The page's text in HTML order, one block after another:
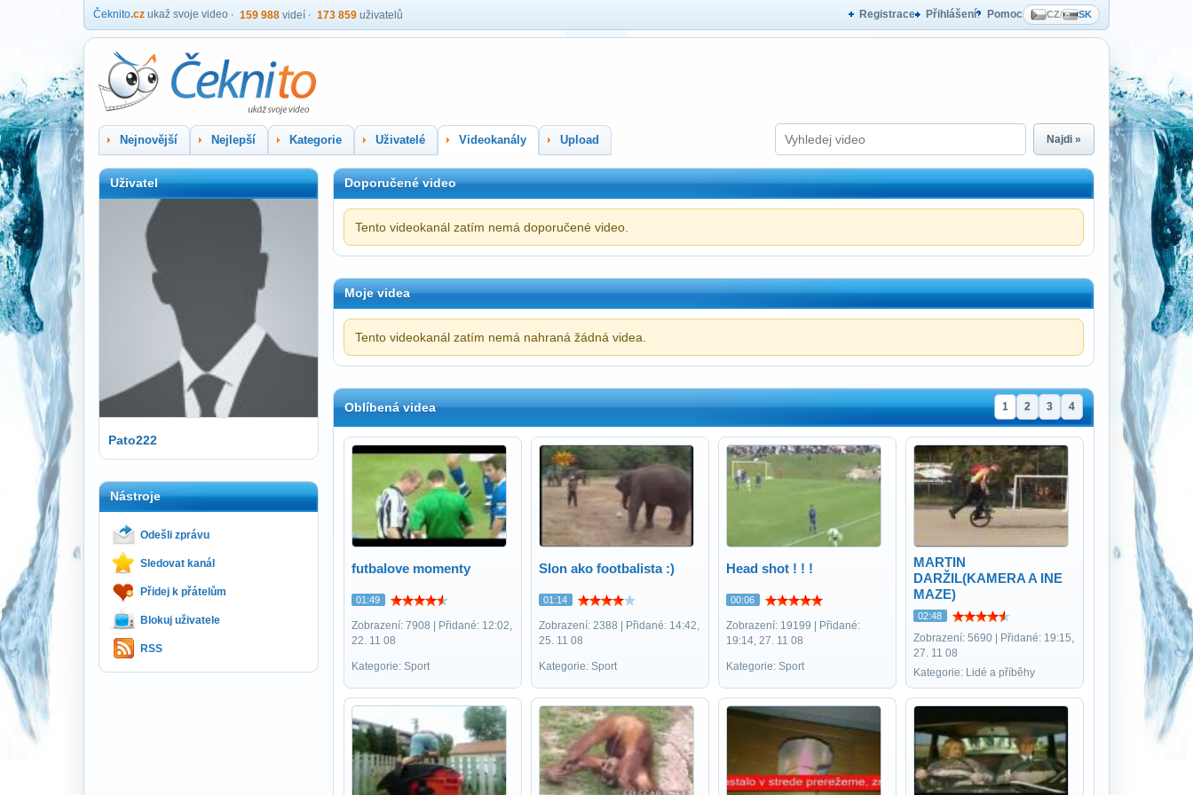
Čeknito.cz ukaž svoje video 159 988 videí 173 859 uživatelů Registrace Přihlášení Pomoc CZ/ SK
Nejnovější Nejlepší Kategorie Uživatelé Videokanály Upload Najdi »
Uživatel
Pato222
Nástroje
Odešli zprávu
Sledovat kanál
Přidej k přátelům
Blokuj uživatele
RSS
Doporučené video
Tento videokanál zatím nemá doporučené video.
Moje videa
Tento videokanál zatím nemá nahraná žádná videa.
Oblíbená videa 1 2 3 4
futbalove momenty
01:49
Zobrazení: 7908 | Přidané: 12:02,
22. 11 08
Kategorie: Sport
Slon ako footbalista :)
01:14
Zobrazení: 2388 | Přidané: 14:42,
25. 11 08
Kategorie: Sport
Head shot ! ! !
00:06
Zobrazení: 19199 | Přidané:
19:14, 27. 11 08
Kategorie: Sport
MARTIN
DARŽIL(KAMERA A INE
MAZE)
02:48
Zobrazení: 5690 | Přidané: 19:15,
27. 11 08
Kategorie: Lidé a příběhy